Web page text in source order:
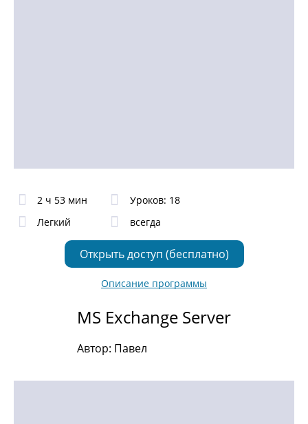
2 ч 53 мин
Уроков: 18
Легкий
всегда
Открыть доступ (бесплатно)
Описание программы
MS Exchange Server
Автор: Павел